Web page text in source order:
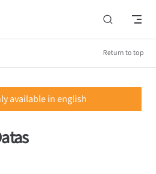
Return to top
available in english